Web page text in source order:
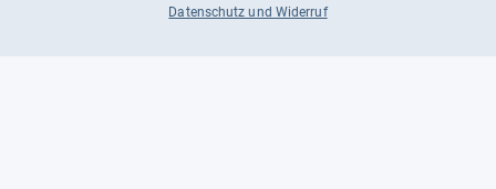
Datenschutz und Widerruf